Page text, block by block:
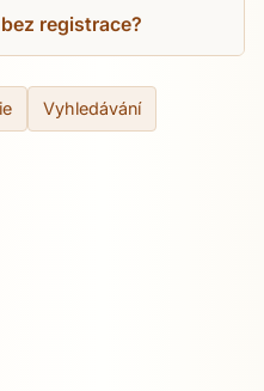
registrace?
Vyhledávání